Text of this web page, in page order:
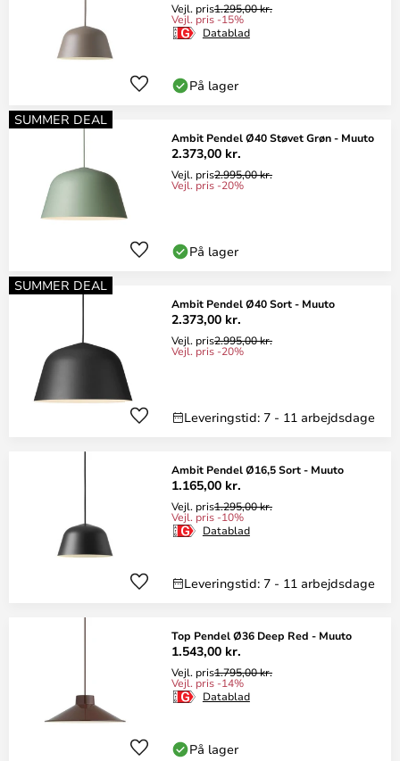
Vejl. pris1.295,00 kr.
Vejl. pris -15%
Datablad
På lager
SUMMER DEAL
Ambit Pendel Ø40 Støvet Grøn - Muuto
2.373,00 kr.
Vejl. pris2.995,00 kr.
Vejl. pris -20%
På lager
SUMMER DEAL
Ambit Pendel Ø40 Sort - Muuto
2.373,00 kr.
Vejl. pris2.995,00 kr.
Vejl. pris -20%
Leveringstid: 7 - 11 arbejdsdage
Ambit Pendel Ø16,5 Sort - Muuto
1.165,00 kr.
Vejl. pris1.295,00 kr.
Vejl. pris -10%
Datablad
Leveringstid: 7 - 11 arbejdsdage
Top Pendel Ø36 Deep Red - Muuto
1.543,00 kr.
Vejl. pris1.795,00 kr.
Vejl. pris -14%
Datablad
På lager